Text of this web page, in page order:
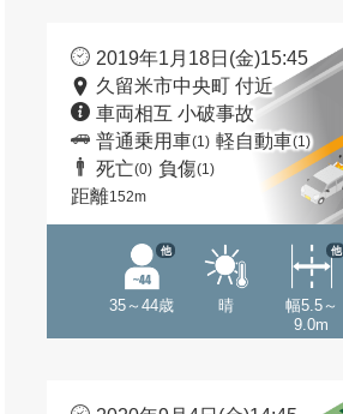
2019年1月18日(金)15:45
久留米市中央町 付近
車両相互 小破事故
普通乗用車(1) 軽自動車(1)
死亡(0) 負傷(1)
距離152m
35～44歳
他
晴
幅5.5～
9.0m
他